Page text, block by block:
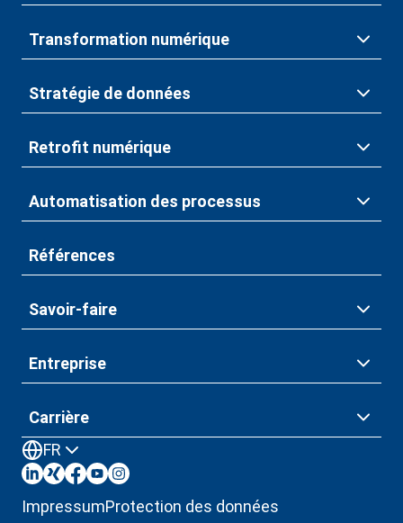
Transformation numérique
Stratégie de données
Retrofit numérique
Automatisation des processus
Références
Savoir-faire
Entreprise
Carrière
FR
ImpressumProtection des données